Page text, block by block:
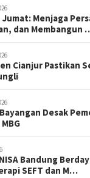
Menjaga
dan Membangun
Cianjur Pastikan
Desak
Bandung
SEFT dan M…